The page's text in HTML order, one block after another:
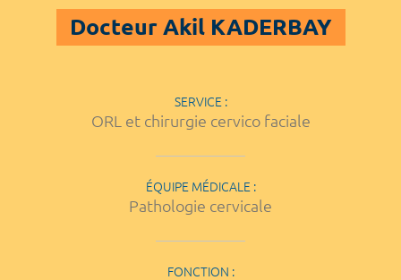
Docteur Akil KADERBAY
SERVICE :
ORL et chirurgie cervico faciale
ÉQUIPE MÉDICALE :
Pathologie cervicale
FONCTION :